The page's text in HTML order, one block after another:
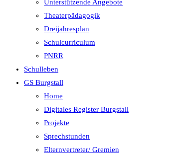
Unterstützende Angebote
Theaterpädagogik
Dreijahresplan
Schulcurriculum
PNRR
Schulleben
GS Burgstall
Home
Digitales Register Burgstall
Projekte
Sprechstunden
Elternvertreter/ Gremien